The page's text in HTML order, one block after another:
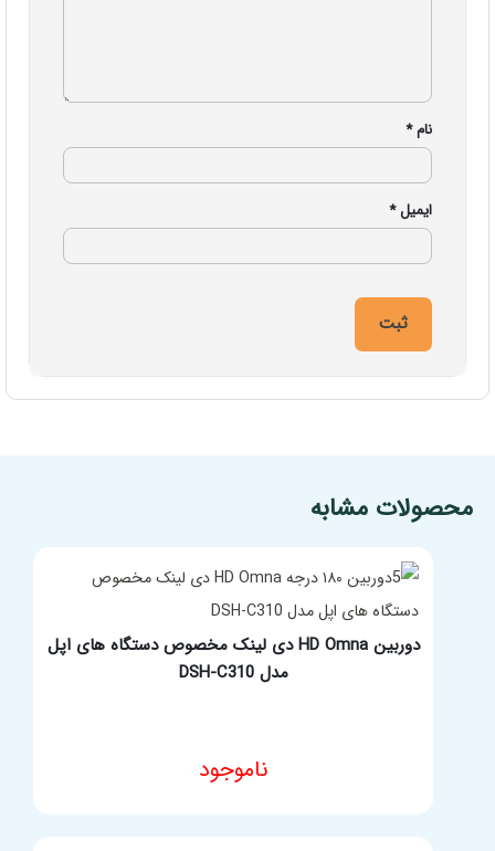
نام*
ایمیل*
محصولات مشابه
دوربین HD Omna دی لینک مخصوص دستگاه های اپل
مدل DSH-C310
ناموجود